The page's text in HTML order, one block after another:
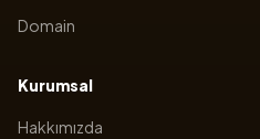
Domain
Kurumsal
Hakkımızda